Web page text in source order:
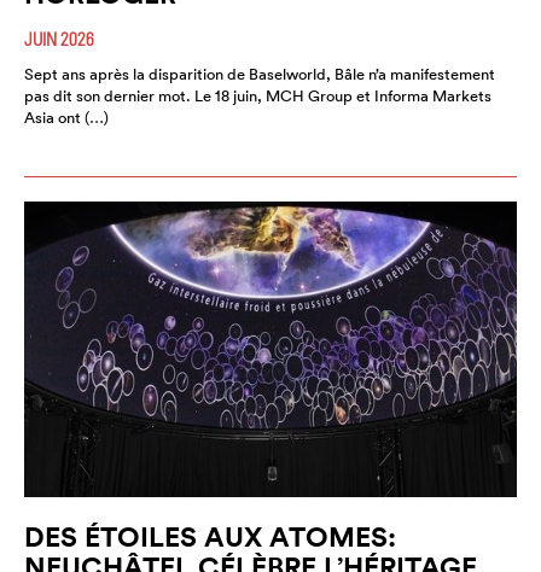
JUIN 2026
Sept ans après la disparition de Baselworld, Bâle n’a manifestement
pas dit son dernier mot. Le 18 juin, MCH Group et Informa Markets
Asia ont (…)
DES ÉTOILES AUX ATOMES: